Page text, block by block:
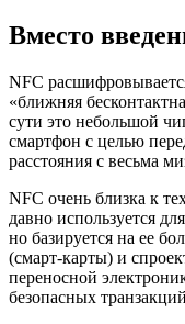
Вместо
NFC
«ближняя
сути это небольшой
смартфон с целью
расстояния с весьма
NFC очень близка к
давно используется
но базируется на ее
(смарт-карты) и
переносной
безопасных